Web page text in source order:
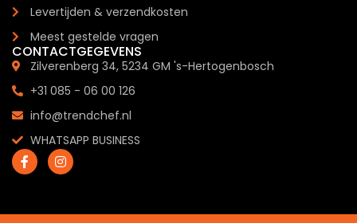
Levertijden & verzendkosten
Meest gestelde vragen
CONTACTGEGEVENS
Zilverenberg 34, 5234 GM 's-Hertogenbosch
+31 085 - 06 00 126
info@trendchef.nl
WHATSAPP BUSINESS